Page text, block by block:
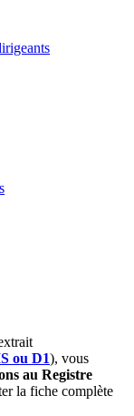
ou D1), vous
au Registre
la fiche complète